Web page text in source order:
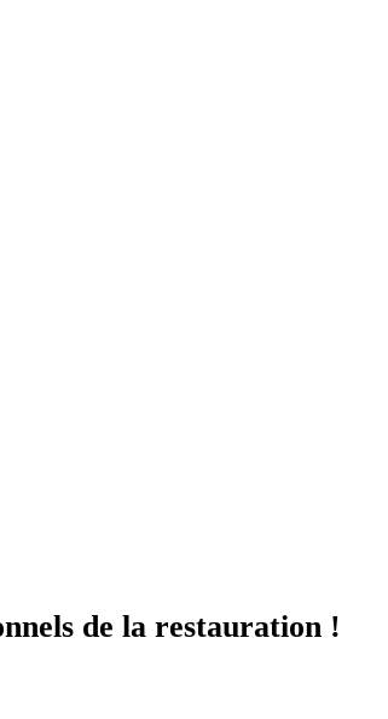
de la restauration !